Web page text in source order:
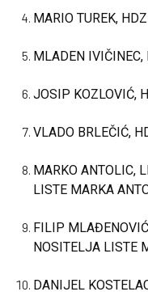
MARIO TUREK,
MLADEN
JOSIP KOZLOVIĆ,
VLADO BRLEČIĆ,
MARKO ANTOLIC,
LISTE MARKA
FILIP
NOSITELJA LISTE
DANIJEL